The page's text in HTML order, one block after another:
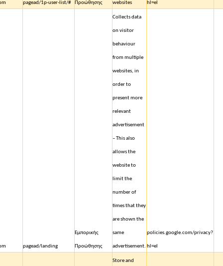
pagead/1p-user-list/# Προώθησης websites hl=el
pagead/landing
Εμπορικής
Προώθησης
Collects data
on visitor
behaviour
from multiple
websites, in
order to
present more
relevant
advertisement
– This also
allows the
website to
limit the
number of
times that they
are shown the
same
advertisement.
policies.google.com/privacy?
hl=el
Store and